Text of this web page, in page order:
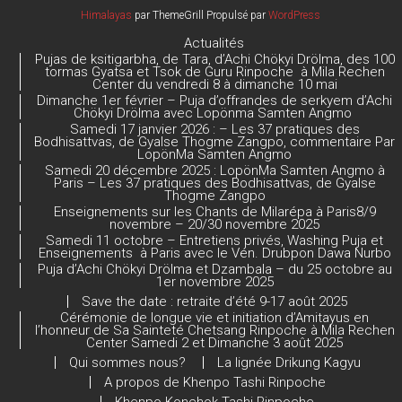
C
h
a
n
n
el
Himalayas par ThemeGrill Propulsé parWordPress
Actualités
Pujas de ksitigarbha, de Tara, d’Achi Chökyi Drölma, des 100
tormas Gyatsa et Tsok de Guru Rinpoche à Mila Rechen
Center du vendredi 8 à dimanche 10 mai
Dimanche 1er février – Puja d’offrandes de serkyem d’Achi
Chökyi Drölma avec Lopönma Samten Angmo
Samedi 17 janvier 2026 : – Les 37 pratiques des
Bodhisattvas, de Gyalse Thogme Zangpo, commentaire Par
LopönMa Samten Angmo
Samedi 20 décembre 2025 : LopönMa Samten Angmo à
Paris – Les 37 pratiques des Bodhisattvas, de Gyalse
Thogme Zangpo
Enseignements sur les Chants de Milarépa à Paris8/9
novembre – 20/30 novembre 2025
Samedi 11 octobre – Entretiens privés, Washing Puja et
Enseignements à Paris avec le Vén. Drubpon Dawa Nurbo
Puja d’Achi Chökyi Drölma et Dzambala – du 25 octobre au
1er novembre 2025
Save the date : retraite d’été 9-17 août 2025
Cérémonie de longue vie et initiation d’Amitayus en
l’honneur de Sa Sainteté Chetsang Rinpoche à Mila Rechen
Center Samedi 2 et Dimanche 3 août 2025
Qui sommes nous?
La lignée Drikung Kagyu
A propos de Khenpo Tashi Rinpoche